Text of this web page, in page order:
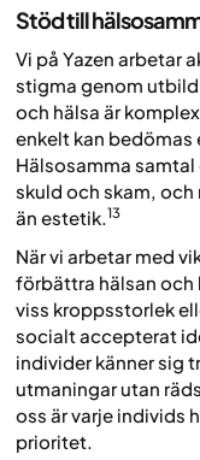
Stöd till
Vi på Yazen arbetar
stigma genom
och hälsa är
enkelt kan bedömas
Hälsosamma
skuld och skam,
än estetik.13
När vi arbetar med
förbättra hälsan och
viss kroppsstorlek
socialt accepterat
individer känner sig
utmaningar utan
oss är varje individs
prioritet.